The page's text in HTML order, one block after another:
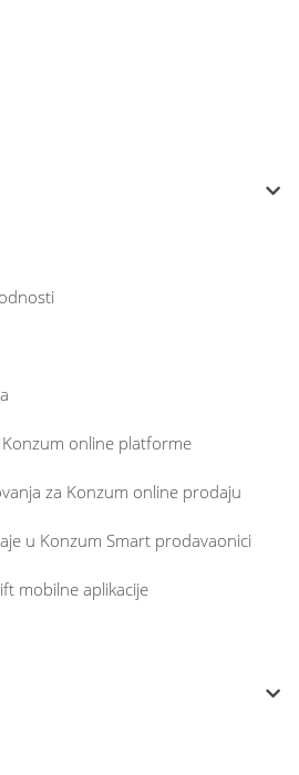
online platforme
za Konzum online prodaju
u Konzum Smart prodavaonici
mobilne aplikacije